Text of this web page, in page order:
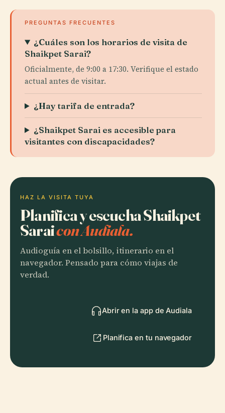
PREGUNTAS FRECUENTES
¿Cuáles son los horarios de visita de
Shaikpet Sarai?
Oficialmente, de 9:00 a 17:30. Verifique el estado
actual antes de visitar.
¿Hay tarifa de entrada?
¿Shaikpet Sarai es accesible para
visitantes con discapacidades?
HAZ LA VISITA TUYA
Planifica y escucha Shaikpet
Saraicon Audiala.
Audioguía en el bolsillo, itinerario en el
navegador. Pensado para cómo viajas de
verdad.
Abrir en la app de Audiala
Planifica en tu navegador